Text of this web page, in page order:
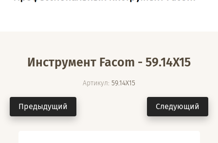
Инструмент Facom - 59.14X15
Артикул: 59.14X15
Предыдущий Следующий